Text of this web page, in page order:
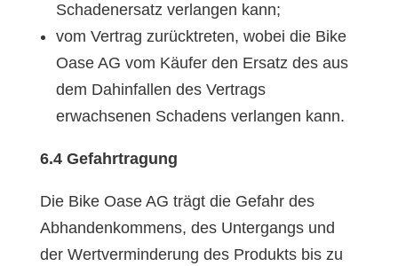
Schadenersatz verlangen kann;
vom Vertrag zurücktreten, wobei die Bike
Oase AG vom Käufer den Ersatz des aus
dem Dahinfallen des Vertrags
erwachsenen Schadens verlangen kann.
6.4 Gefahrtragung
Die Bike Oase AG trägt die Gefahr des
Abhandenkommens, des Untergangs und
der Wertverminderung des Produkts bis zu